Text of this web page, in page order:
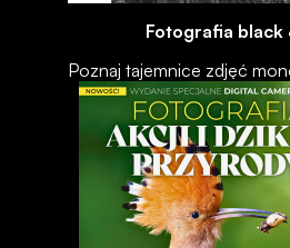
Fotografia black
Poznaj tajemnice zdjęć